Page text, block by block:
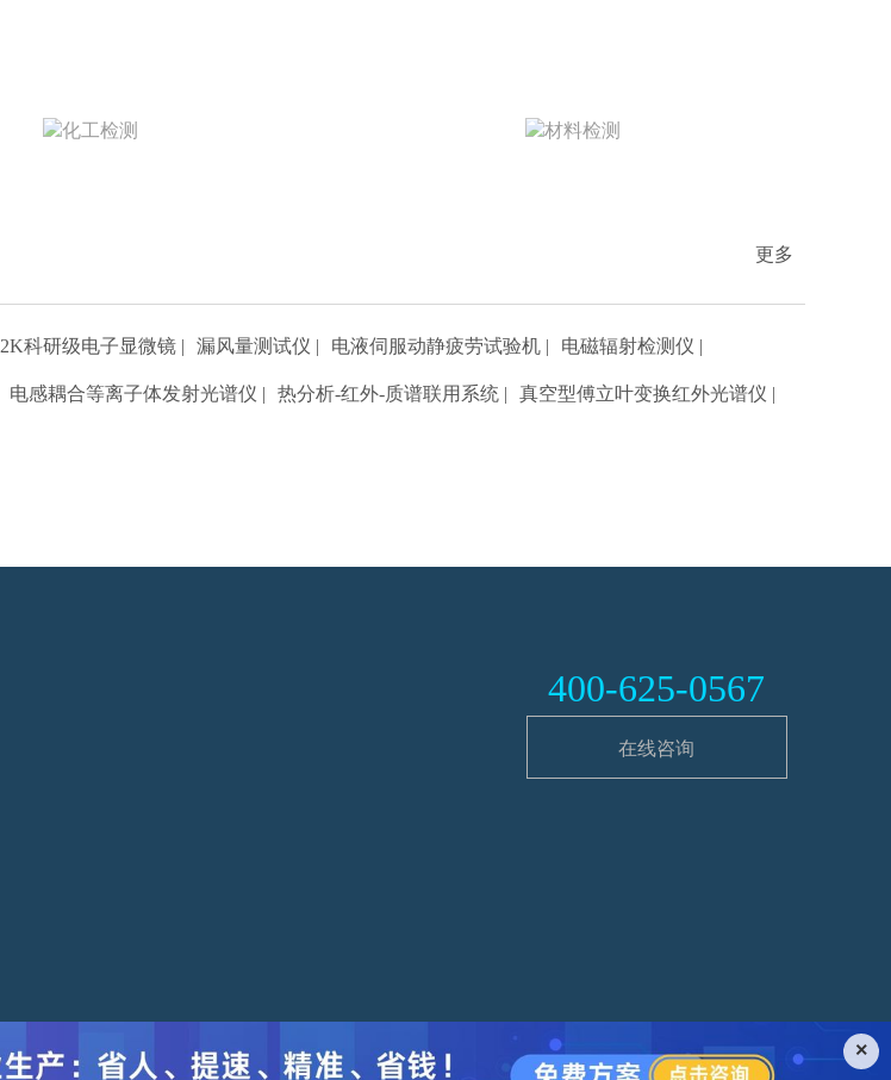
高分子材料、纺织材料、建筑材料等样品的检
验测试服务，为企业新品开发、产品性能改
进、质量控制等方法给予技术和数据支持。
更多
2K科研级电子显微镜 | 漏风量测试仪 | 电液伺服动静疲劳试验机 | 电磁辐射检测仪 |
电感耦合等离子体发射光谱仪 | 热分析-红外-质谱联用系统 | 真空型傅立叶变换红外光谱仪 |
400-625-0567
在线咨询
×